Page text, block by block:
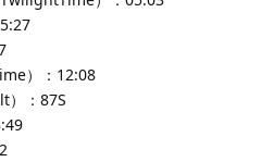
）：12:08
）：87S